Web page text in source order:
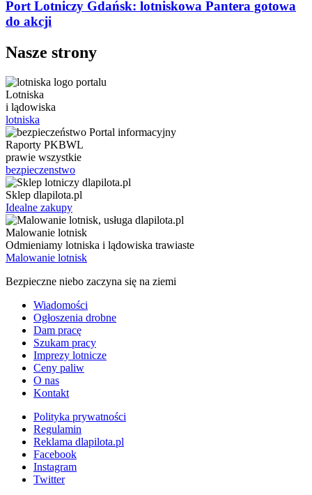
Port Lotniczy Gdańsk: lotniskowa Pantera gotowa
do akcji
Nasze strony
Lotniska
i lądowiska
lotniska
Raporty PKBWL
prawie wszystkie
bezpieczenstwo
Sklep dlapilota.pl
Idealne zakupy
Malowanie lotnisk
Odmieniamy lotniska i lądowiska trawiaste
Malowanie lotnisk
Bezpieczne niebo zaczyna się na ziemi
Wiadomości
Ogłoszenia drobne
Dam pracę
Szukam pracy
Imprezy lotnicze
Ceny paliw
O nas
Kontakt
Polityka prywatności
Regulamin
Reklama dlapilota.pl
Facebook
Instagram
Twitter